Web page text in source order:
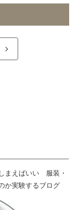
次
まえばいい 服装・
か実験するブログ